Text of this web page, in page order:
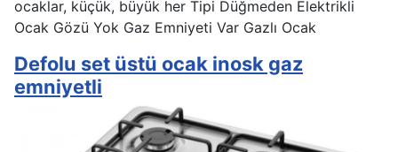
ocaklar, küçük, büyük her Tipi Düğmeden Elektrikli
Ocak Gözü Yok Gaz Emniyeti Var Gazlı Ocak
Defolu set üstü ocak inosk gaz
emniyetli